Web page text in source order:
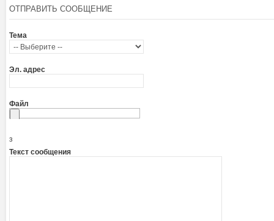
ОТПРАВИТЬ СООБЩЕНИЕ
Тема
Эл. адрес
Файл
з
Текст сообщения